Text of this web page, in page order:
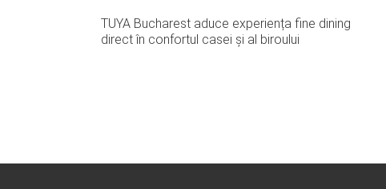
TUYA Bucharest aduce experiența fine dining
direct în confortul casei și al biroului